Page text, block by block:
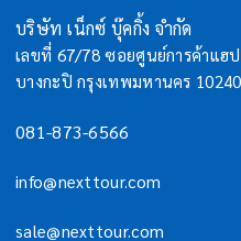
บริษัท เน็กซ์ บุ๊คกิ้ง จำกัด
เลขที่ 67/78 ซอยศูนย์การค้าแฮ
บางกะปิ กรุงเทพมหานคร 10240
081-873-6566
info@nexttour.com
sale@nexttour.com